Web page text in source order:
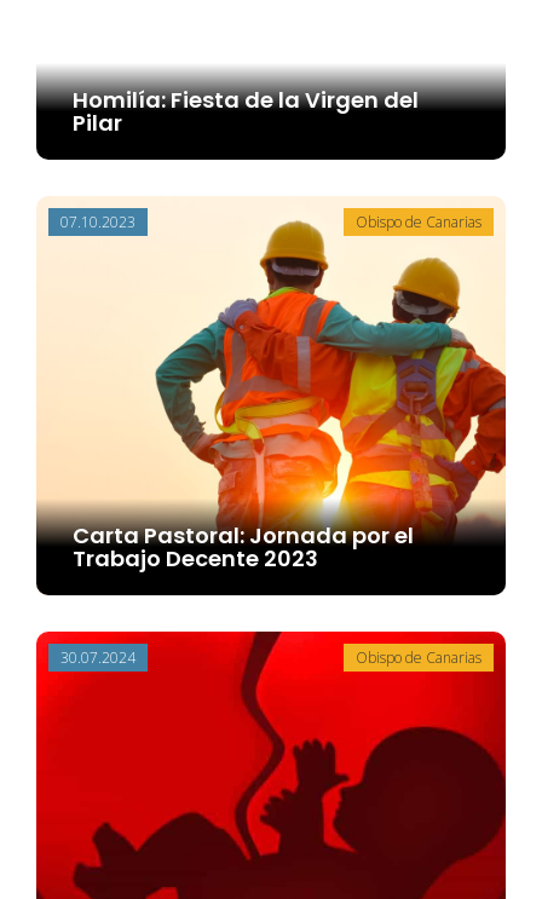
Homilía: Fiesta de la Virgen del
Pilar
07.10.2023 Obispo de Canarias
Carta Pastoral: Jornada por el
Trabajo Decente 2023
30.07.2024 Obispo de Canarias